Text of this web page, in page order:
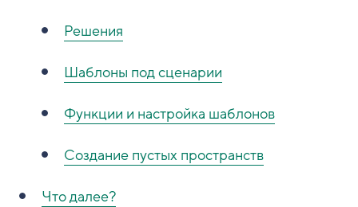
Решения
Шаблоны под сценарии
Функции и настройка шаблонов
Создание пустых пространств
Что далее?